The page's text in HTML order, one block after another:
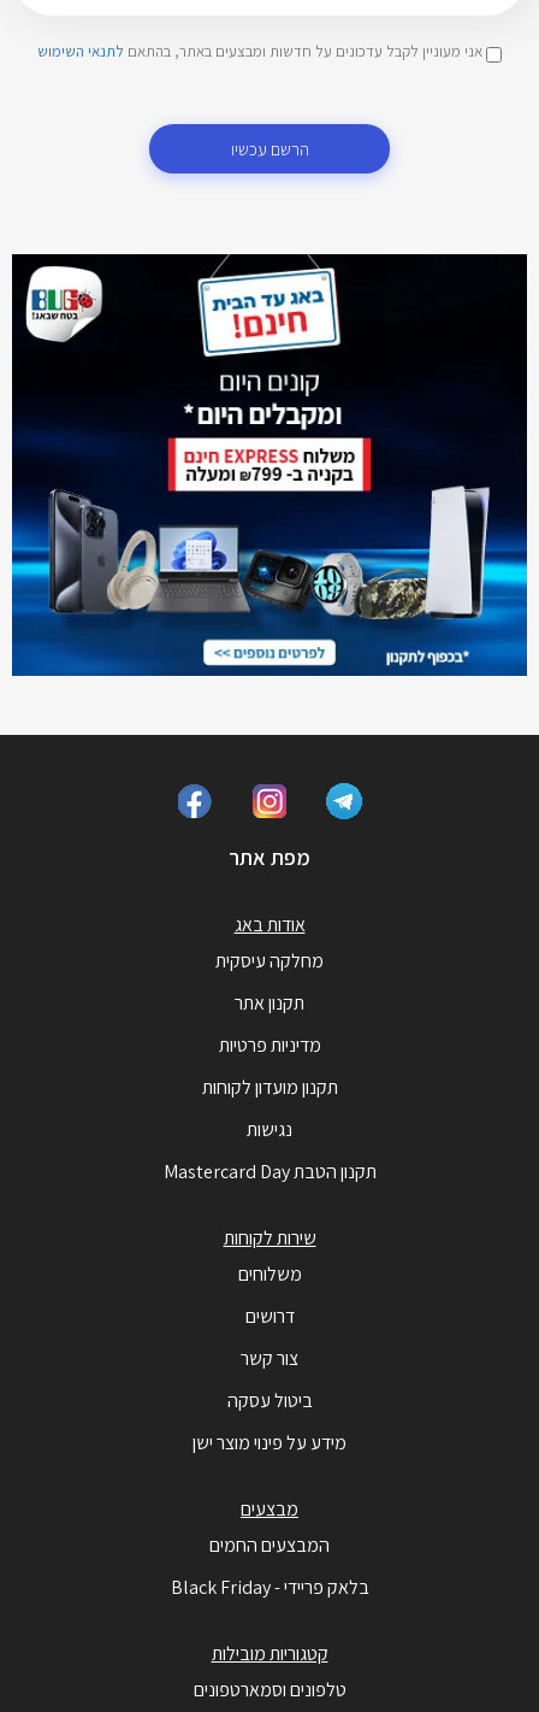
אני מעוניין לקבל עדכונים על חדשות ומבצעים באתר, בהתאם לתנאי השימוש
הרשם עכשיו
מפת אתר
אודות באג
מחלקה עיסקית
תקנון אתר
מדיניות פרטיות
תקנון מועדון לקוחות
נגישות
תקנון הטבת Mastercard Day
שירות לקוחות
משלוחים
דרושים
צור קשר
ביטול עסקה
מידע על פינוי מוצר ישן
מבצעים
המבצעים החמים
בלאק פריידי - Black Friday
קטגוריות מובילות
טלפונים וסמארטפונים